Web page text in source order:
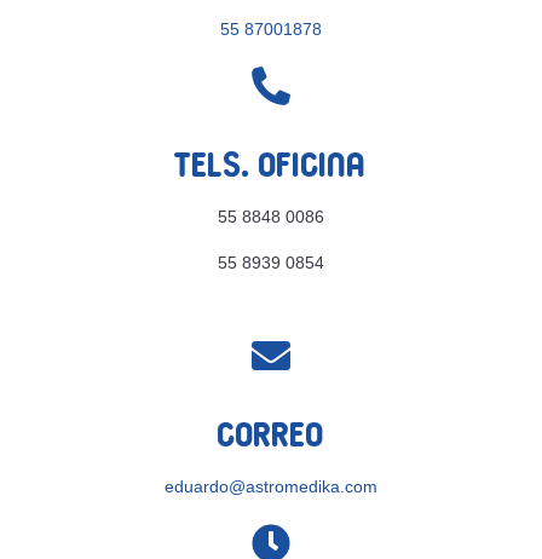
55 87001878

Tels. Oficina
55 8848 0086
55 8939 0854

Correo
eduardo@astromedika.com
